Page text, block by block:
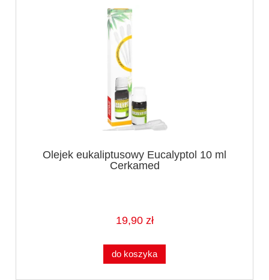
Olejek eukaliptusowy Eucalyptol 10 ml
Cerkamed
19,90 zł
do koszyka